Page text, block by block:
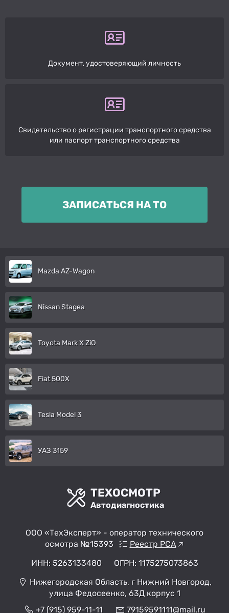
Документ, удостоверяющий личность
Свидетельство о регистрации транспортного средства
или паспорт транспортного средства
ЗАПИСАТЬСЯ НА ТО
Mazda AZ-Wagon
Nissan Stagea
Toyota Mark X ZiO
Fiat 500X
Tesla Model 3
УАЗ 3159
ТЕХОСМОТР
Автодиагностика
ООО «ТехЭксперт» - оператор технического
осмотра №15393
Реестр РСА
ИНН: 5263133480
ОГРН: 1175275073863
Нижегородская Область, г Нижний Новгород,
улица Федосеенко, 63Д корпус 1
+7 (915) 959-11-11
79159591111@mail.ru